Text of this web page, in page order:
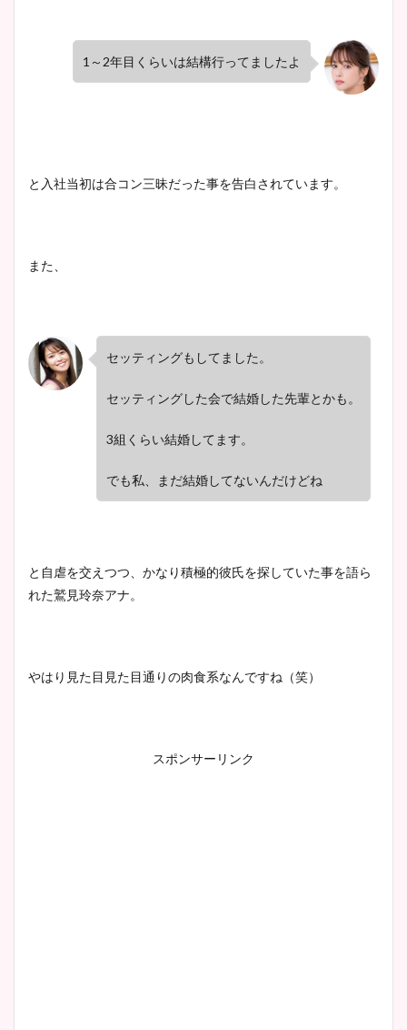
1～2年目くらいは結構行ってましたよ
と入社当初は合コン三昧だった事を告白されています。
また、
セッティングもしてました。
セッティングした会で結婚した先輩とかも。
3組くらい結婚してます。
でも私、まだ結婚してないんだけどね
と自虐を交えつつ、かなり積極的彼氏を探していた事を語ら
れた鷲見玲奈アナ。
やはり見た目見た目通りの肉食系なんですね（笑）
スポンサーリンク